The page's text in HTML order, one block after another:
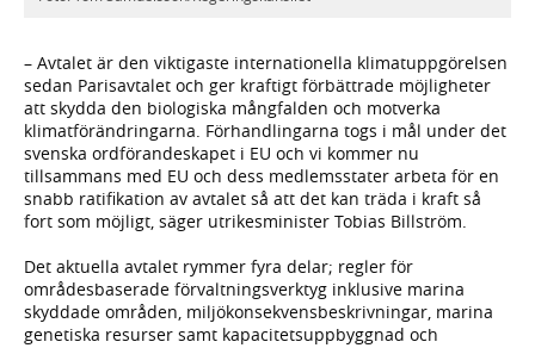
– Avtalet är den viktigaste internationella klimatuppgörelsen
sedan Parisavtalet och ger kraftigt förbättrade möjligheter
att skydda den biologiska mångfalden och motverka
klimatförändringarna. Förhandlingarna togs i mål under det
svenska ordförandeskapet i EU och vi kommer nu
tillsammans med EU och dess medlemsstater arbeta för en
snabb ratifikation av avtalet så att det kan träda i kraft så
fort som möjligt, säger utrikesminister Tobias Billström.
Det aktuella avtalet rymmer fyra delar; regler för
områdesbaserade förvaltningsverktyg inklusive marina
skyddade ­områden, miljökonsekvensbeskrivningar, marina
genetiska resurser samt kapacitetsuppbyggnad och